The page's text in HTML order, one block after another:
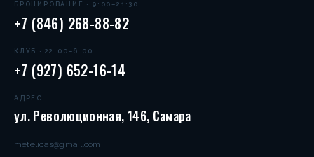
БРОНИРОВАНИЕ · 9:00–21:30
+7 (846) 268-88-82
КЛУБ · 22:00–6:00
+7 (927) 652-16-14
АДРЕС
ул. Революционная, 146, Самара
metelicas@gmail.com